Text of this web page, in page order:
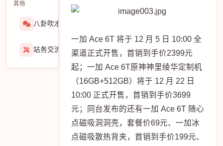
其他
八卦吹水
站务交流
一加 Ace 6T 将于 12 月 5 日 10:00 全
渠道正式开售，首销到手价2399元
起；一加 Ace 6T原神神里绫华定制机
（16GB+512GB）将于 12 月 22 日
10:00 正式开售，首销到手价3699
元；同台发布的还有一加 Ace 6T 随心
点磁吸洞洞壳，套餐价69元、一加冰
点磁吸散热背夹，首销到手价199元、